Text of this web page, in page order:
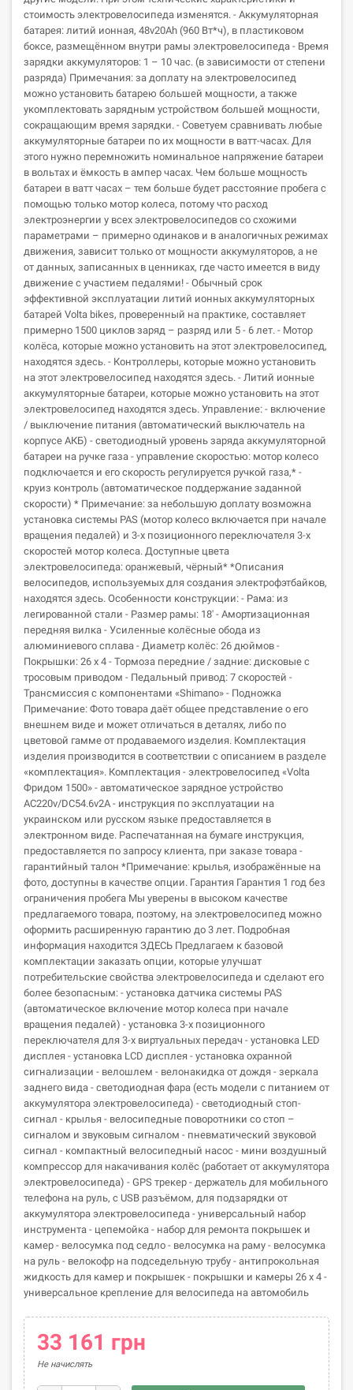
стоимость электровелосипеда изменятся. - Аккумуляторная
батарея: литий ионная, 48v20Ah (960 Вт*ч), в пластиковом
боксе, размещённом внутри рамы электровелосипеда - Время
зарядки аккумуляторов: 1 – 10 час. (в зависимости от степени
разряда) Примечания: за доплату на электровелосипед
можно установить батарею большей мощности, а также
укомплектовать зарядным устройством большей мощности,
сокращающим время зарядки. - Советуем сравнивать любые
аккумуляторные батареи по их мощности в ватт-часах. Для
этого нужно перемножить номинальное напряжение батареи
в вольтах и ёмкость в ампер часах. Чем больше мощность
батареи в ватт часах – тем больше будет расстояние пробега с
помощью только мотор колеса, потому что расход
электроэнергии у всех электровелосипедов со схожими
параметрами – примерно одинаков и в аналогичных режимах
движения, зависит только от мощности аккумуляторов, а не
от данных, записанных в ценниках, где часто имеется в виду
движение с участием педалями! - Обычный срок
эффективной эксплуатации литий ионных аккумуляторных
батарей Volta bikes, проверенный на практике, составляет
примерно 1500 циклов заряд – разряд или 5 - 6 лет. - Мотор
колёса, которые можно установить на этот электровелосипед,
находятся здесь. - Контроллеры, которые можно установить
на этот электровелосипед находятся здесь. - Литий ионные
аккумуляторные батареи, которые можно установить на этот
электровелосипед находятся здесь. Управление: - включение
/ выключение питания (автоматический выключатель на
корпусе АКБ) - светодиодный уровень заряда аккумуляторной
батареи на ручке газа - управление скоростью: мотор колесо
подключается и его скорость регулируется ручкой газа,* -
круиз контроль (автоматическое поддержание заданной
скорости) * Примечание: за небольшую доплату возможна
установка системы PAS (мотор колесо включается при начале
вращения педалей) и 3-х позиционного переключателя 3-х
скоростей мотор колеса. Доступные цвета
электровелосипеда: оранжевый, чёрный* *Описания
велосипедов, используемых для создания электрофэтбайков,
находятся здесь. Особенности конструкции: - Рама: из
легированной стали - Размер рамы: 18' - Амортизационная
передняя вилка - Усиленные колёсные обода из
алюминиевого сплава - Диаметр колёс: 26 дюймов -
Покрышки: 26 х 4 - Тормоза передние / задние: дисковые с
тросовым приводом - Педальный привод: 7 скоростей -
Трансмиссия с компонентами «Shimano» - Подножка
Примечание: Фото товара даёт общее представление о его
внешнем виде и может отличаться в деталях, либо по
цветовой гамме от продаваемого изделия. Комплектация
изделия производится в соответствии с описанием в разделе
«комплектация». Кoмплектация - электровелосипед «Volta
Фридом 1500» - автоматическое зарядное устройство
АС220v/DC54.6v2A - инструкция по эксплуатации на
украинском или русском языке предоставляется в
электронном виде. Распечатанная на бумаге инструкция,
предоставляется по запросу клиента, при заказе товара -
гарантийный талон *Примечание: крылья, изображённые на
фото, доступны в качестве опции. Гарантия Гарантия 1 год без
ограничения пробега Мы уверены в высоком качестве
предлагаемого товара, поэтому, на электровелосипед можно
оформить расширенную гарантию до 3 лет. Подробная
информация находится ЗДЕСЬ Предлагаем к базовой
комплектации заказать опции, которые улучшат
потребительские свойства электровелосипеда и сделают его
более безопасным: - установка датчика системы PAS
(автоматическое включение мотор колеса при начале
вращения педалей) - установка 3-х позиционного
переключателя для 3-х виртуальных передач - установка LED
дисплея - установка LCD дисплея - установка охранной
сигнализации - велошлем - велонакидка от дождя - зеркала
заднего вида - светодиодная фара (есть модели с питанием от
аккумулятора электровелосипеда) - светодиодный стоп-
сигнал - крылья - велосипедные поворотники со стоп –
сигналом и звуковым сигналом - пневматический звуковой
сигнал - компактный велосипедный насос - мини воздушный
компрессор для накачивания колёс (работает от аккумулятора
электровелосипеда) - GPS трекер - держатель для мобильного
телефона на руль, с USB разъёмом, для подзарядки от
аккумулятора электровелосипеда - универсальный набор
инструмента - цепемойка - набор для ремонта покрышек и
камер - велосумка под седло - велосумка на раму - велосумка
на руль - велокофр на подседельную трубу - антипрокольная
жидкость для камер и покрышек - покрышки и камеры 26 х 4 -
универсальное крепление для велосипеда на автомобиль
33 161 грн
Не начислять